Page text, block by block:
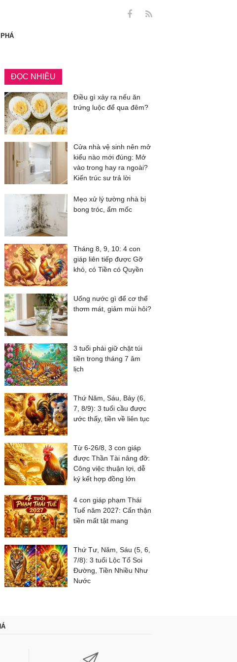
ĐỌC NHIỀU
Điều gì xảy ra nếu ăn
trứng luộc để qua đêm?
Cửa nhà vệ sinh nên mở
kiểu nào mới đúng: Mở
vào trong hay ra ngoài?
Kiến trúc sư trả lời
Mẹo xử lý tường nhà bị
bong tróc, ẩm mốc
Tháng 8, 9, 10: 4 con
giáp liên tiếp được Gỡ
khó, có Tiền có Quyền
Uống nước gì để cơ thể
thơm mát, giảm mùi hôi?
3 tuổi phải giữ chặt túi
tiền trong tháng 7 âm
lịch
Thứ Năm, Sáu, Bảy (6,
7, 8/9): 3 tuổi cầu được
ước thấy, tiền về liên tục
Từ 6-26/8, 3 con giáp
được Thần Tài nâng đỡ:
Công việc thuận lợi, dễ
ký kết hợp đồng lớn
4 con giáp phạm Thái
Tuế năm 2027: Cẩn thận
tiền mất tật mang
Thứ Tư, Năm, Sáu (5, 6,
7/8): 3 tuổi Lộc Tổ Soi
Đường, Tiền Nhiều Như
Nước